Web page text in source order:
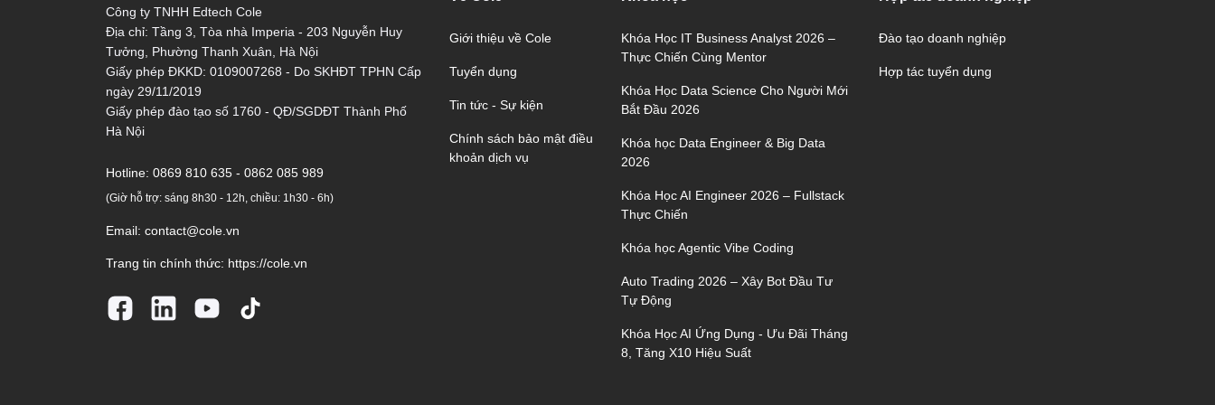
Công ty TNHH Edtech Cole
Địa chỉ: Tầng 3, Tòa nhà Imperia - 203 Nguyễn Huy
Tưởng, Phường Thanh Xuân, Hà Nội
Giấy phép ĐKKD: 0109007268 - Do SKHĐT TPHN Cấp
ngày 29/11/2019
Giấy phép đào tạo số 1760 - QĐ/SGDĐT Thành Phố
Hà Nội
Hotline: 0869 810 635 - 0862 085 989
(Giờ hỗ trợ: sáng 8h30 - 12h, chiều: 1h30 - 6h)
Email: contact@cole.vn
Trang tin chính thức: https://cole.vn
Giới thiệu về Cole
Tuyển dụng
Tin tức - Sự kiện
Chính sách bảo mật điều
khoản dịch vụ
Khóa Học IT Business Analyst 2026 –
Thực Chiến Cùng Mentor
Khóa Học Data Science Cho Người Mới
Bắt Đầu 2026
Khóa học Data Engineer & Big Data
2026
Khóa Học AI Engineer 2026 – Fullstack
Thực Chiến
Khóa học Agentic Vibe Coding
Auto Trading 2026 – Xây Bot Đầu Tư
Tự Động
Khóa Học AI Ứng Dụng - Ưu Đãi Tháng
8, Tăng X10 Hiệu Suất
Đào tạo doanh nghiệp
Hợp tác tuyển dụng